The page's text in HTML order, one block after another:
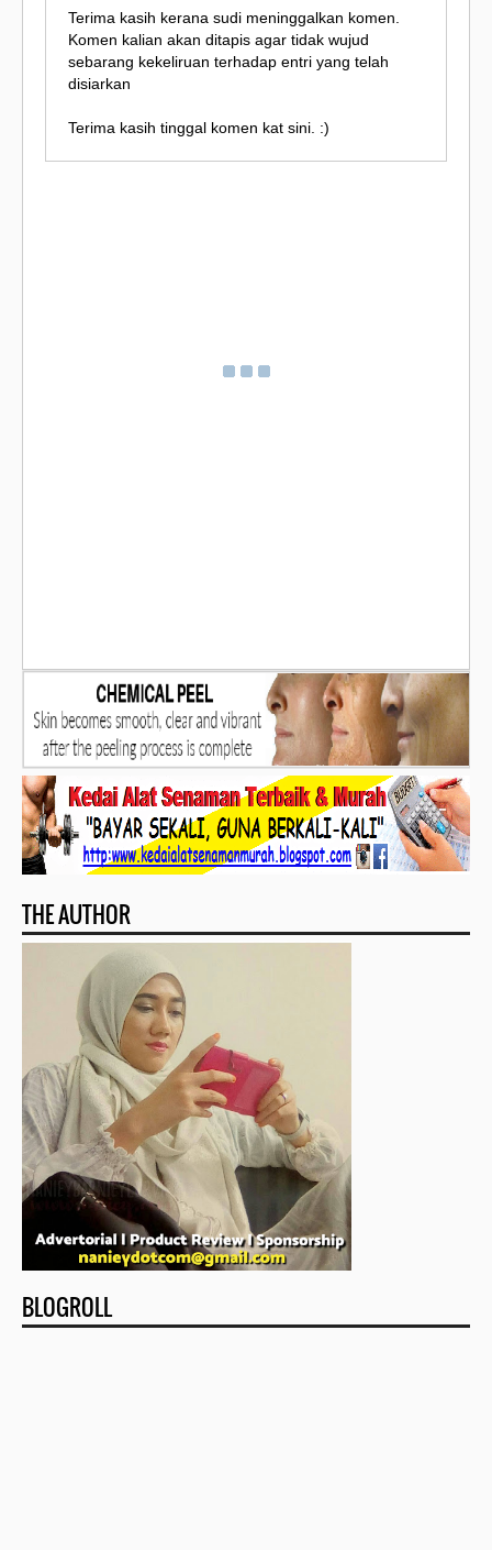
Terima kasih kerana sudi meninggalkan komen.
Komen kalian akan ditapis agar tidak wujud
sebarang kekeliruan terhadap entri yang telah
disiarkan
Terima kasih tinggal komen kat sini. :)
THE AUTHOR
BLOGROLL